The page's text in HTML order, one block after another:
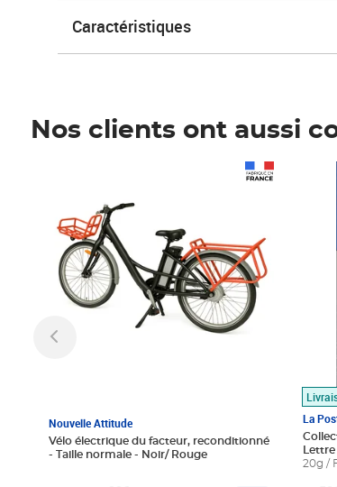
Caractéristiques
Nos clients ont aussi
Nouvelle Attitude
Vélo électrique du facteur, reconditionné
- Taille normale - Noir/ Rouge
La
20g /
Prix